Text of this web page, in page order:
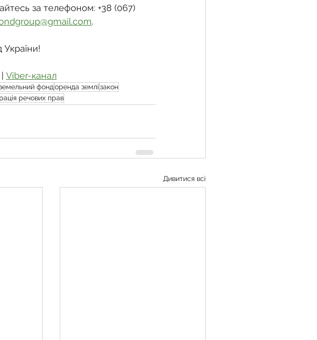
за телефоном: +38 (067)
.
Viber-канал
фондоренда землізакон
речових прав
Дивитися всі